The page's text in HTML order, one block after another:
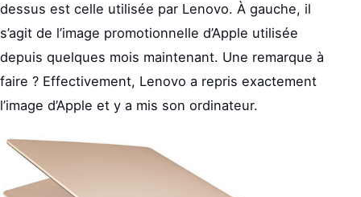
dessus est celle utilisée par Lenovo. À gauche, il
s’agit de l’image promotionnelle d’Apple utilisée
depuis quelques mois maintenant. Une remarque à
faire ? Effectivement, Lenovo a repris exactement
l’image d’Apple et y a mis son ordinateur.